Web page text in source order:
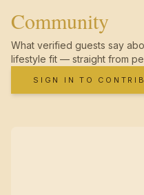
Community
What verified guests say
lifestyle fit — straight from
SIGN IN TO